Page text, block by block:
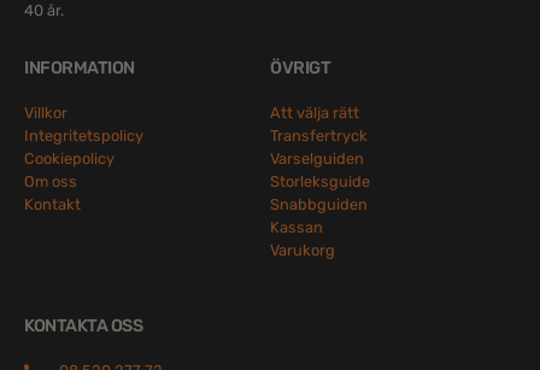
40 år.
INFORMATION
Villkor
Integritetspolicy
Cookiepolicy
Om oss
Kontakt
ÖVRIGT
Att välja rätt
Transfertryck
Varselguiden
Storleksguide
Snabbguiden
Kassan
Varukorg
KONTAKTA OSS